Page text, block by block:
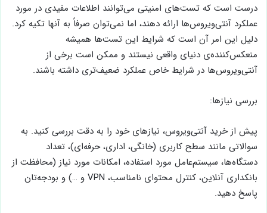
درست است که تست‌های امنیتی می‌توانند اطلاعات مفیدی در مورد
عملکرد آنتی‌ویروس‌ها ارائه دهند، اما نمی‌توان صرفاً به آنها تکیه کرد.
دلیل این امر آن است که شرایط این تست‌ها همیشه
منعکس‌کننده‌ی دنیای واقعی نیستند و ممکن است برخی از
آنتی‌ویروس‌ها در شرایط خاص عملکرد ضعیف‌تری داشته باشند.
بررسی نیازها:
پیش از خرید آنتی‌ویروس، نیازهای خود را به دقت بررسی کنید. به
سوالاتی مانند سطح کاربری (خانگی، اداری، حرفه‌ای)، تعداد
دستگاه‌ها، سیستم‌عامل مورد استفاده، امکانات مورد نیاز (محافظت از
بانکداری آنلاین، کنترل محتوای نامناسب، VPN و …) و بودجه‌تان
پاسخ دهید.